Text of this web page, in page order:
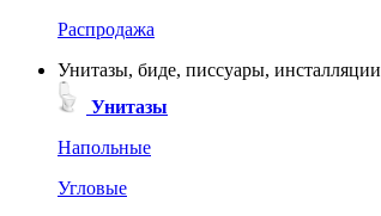
Распродажа
Унитазы, биде, писсуары, инсталляции
Унитазы
Напольные
Угловые